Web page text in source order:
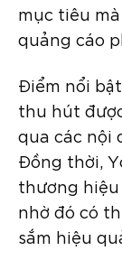
mục tiêu
quảng cáo
Điểm nổi
thu hút
qua các nội
Đồng thời,
thương
nhờ đó có
sắm hiệu